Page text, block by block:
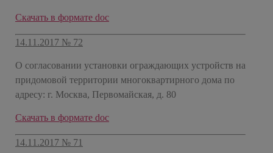
Скачать в формате doc
14.11.2017 № 72
О согласовании установки ограждающих устройств на
придомовой территории многоквартирного дома по
адресу: г. Москва, Первомайская, д. 80
Скачать в формате doc
14.11.2017 № 71